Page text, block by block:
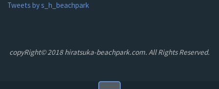
Tweets by s_h_beachpark
copyRight© 2018 hiratsuka-beachpark.com. All Rights Reserved.